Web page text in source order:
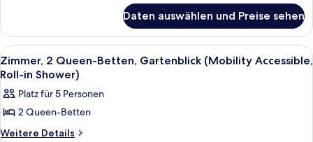
Accessible)
anzeigen
2 Queen-
Betten
(Hearing
Accessible)
Daten auswählen und Preise sehen
Alle
Fotos
Zimmer,
2 Queen-
Betten,
Ein Hotelzimmer mit zwei Betten,
4
Zimmer, 2 Queen-Betten, Gartenblick (Mobility Accessible,
Roll-in Shower)
Platz für 5 Personen
2 Queen-Betten
Weitere Details
Weitere